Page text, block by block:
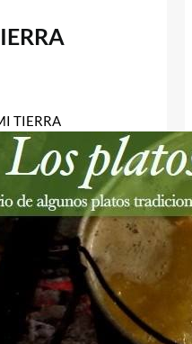
TIERRA